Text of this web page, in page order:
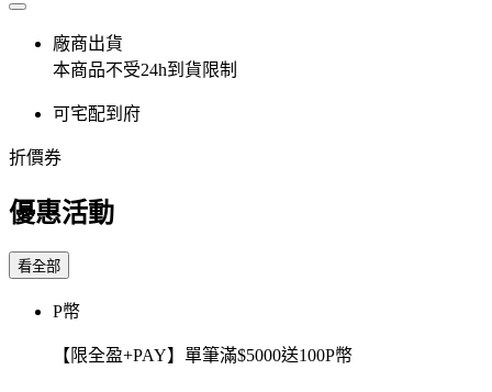
廠商出貨
本商品不受24h到貨限制
可宅配到府
折價券
優惠活動
看全部
P幣
【限全盈+PAY】單筆滿$5000送100P幣